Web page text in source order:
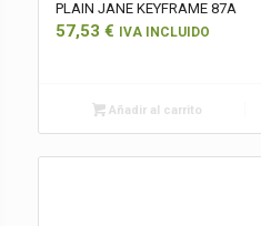
PLAIN JANE KEYFRAME 87A
57,53 € IVA INCLUIDO
Añadir al carrito